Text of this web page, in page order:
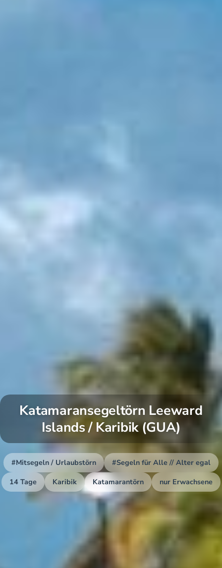
Katamaransegeltörn Leeward
Islands / Karibik (GUA)
#Mitsegeln / Urlaubstörn
#Segeln für Alle // Alter egal
14 Tage
Karibik Katamarantörn nur Erwachsene